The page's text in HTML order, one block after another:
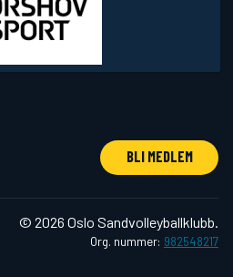
BLI MEDLEM
© 2026 Oslo Sandvolleyballklubb.
Org. nummer: 982548217